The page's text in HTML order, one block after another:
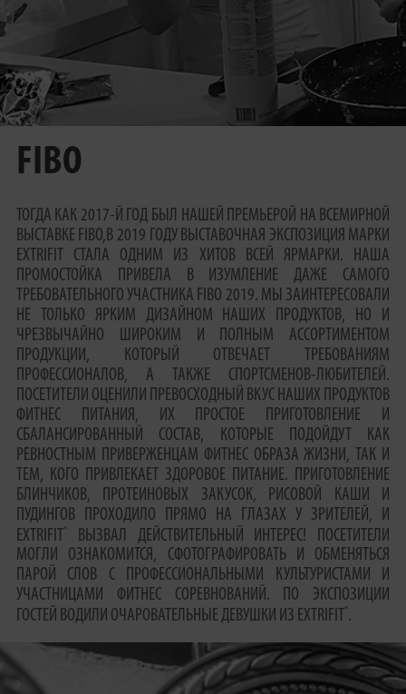
FIBO
ТОГДА КАК 2017-Й ГОД БЫЛ НАШЕЙ ПРЕМЬЕРОЙ НА ВСЕМИРНОЙ
ВЫСТАВКЕ FIBO,В 2019 ГОДУ ВЫСТАВОЧНАЯ ЭКСПОЗИЦИЯ МАРКИ
EXTRIFIT СТАЛА ОДНИМ ИЗ ХИТОВ ВСЕЙ ЯРМАРКИ. НАША
ПРОМОСТОЙКА ПРИВЕЛА В ИЗУМЛЕНИЕ ДАЖЕ САМОГО
ТРЕБОВАТЕЛЬНОГО УЧАСТНИКА FIBO 2019. МЫ ЗАИНТЕРЕСОВАЛИ
НЕ ТОЛЬКО ЯРКИМ ДИЗАЙНОМ НАШИХ ПРОДУКТОВ, НО И
ЧРЕЗВЫЧАЙНО ШИРОКИМ И ПОЛНЫМ АССОРТИМЕНТОМ
ПРОДУКЦИИ, КОТОРЫЙ ОТВЕЧАЕТ ТРЕБОВАНИЯМ
ПРОФЕССИОНАЛОВ, А ТАКЖЕ СПОРТСМЕНОВ-ЛЮБИТЕЛЕЙ.
ПОСЕТИТЕЛИ ОЦЕНИЛИ ПРЕВОСХОДНЫЙ ВКУС НАШИХ ПРОДУКТОВ
ФИТНЕС ПИТАНИЯ, ИХ ПРОСТОЕ ПРИГОТОВЛЕНИЕ И
СБАЛАНСИРОВАННЫЙ СОСТАВ, КОТОРЫЕ ПОДОЙДУТ КАК
РЕВНОСТНЫМ ПРИВЕРЖЕНЦАМ ФИТНЕС ОБРАЗА ЖИЗНИ, ТАК И
ТЕМ, КОГО ПРИВЛЕКАЕТ ЗДОРОВОЕ ПИТАНИЕ. ПРИГОТОВЛЕНИЕ
БЛИНЧИКОВ, ПРОТЕИНОВЫХ ЗАКУСОК, РИСОВОЙ КАШИ И
ПУДИНГОВ ПРОХОДИЛО ПРЯМО НА ГЛАЗАХ У ЗРИТЕЛЕЙ, И
EXTRIFIT
®
ВЫЗВАЛ ДЕЙСТВИТЕЛЬНЫЙ ИНТЕРЕС! ПОСЕТИТЕЛИ
МОГЛИ ОЗНАКОМИТСЯ, СФОТОГРАФИРОВАТЬ И ОБМЕНЯТЬСЯ
ПАРОЙ СЛОВ С ПРОФЕССИОНАЛЬНЫМИ КУЛЬТУРИСТАМИ И
УЧАСТНИЦАМИ ФИТНЕС СОРЕВНОВАНИЙ. ПО ЭКСПОЗИЦИИ
ГОСТЕЙ ВОДИЛИ ОЧАРОВАТЕЛЬНЫЕ ДЕВУШКИ ИЗ EXTRIFIT
® .